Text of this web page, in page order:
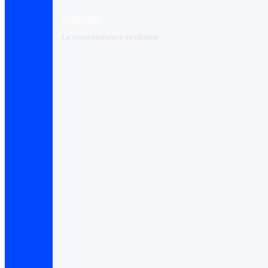
La visioconférence en illimité